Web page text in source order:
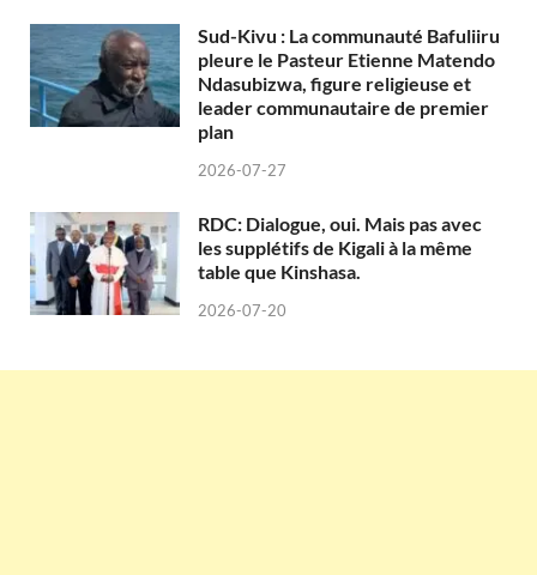
Sud-Kivu : La communauté Bafuliiru
pleure le Pasteur Etienne Matendo
Ndasubizwa, figure religieuse et
leader communautaire de premier
plan
2026-07-27
RDC: Dialogue, oui. Mais pas avec
les supplétifs de Kigali à la même
table que Kinshasa.
2026-07-20